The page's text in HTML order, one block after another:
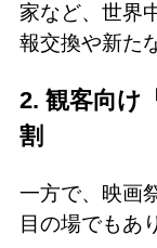
家など、世界
報交換や新た
2. 観客向け
割
一方で、映画
目の場でもあ